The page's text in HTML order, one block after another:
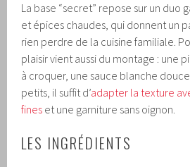
La base “secret” repose sur un duo
et épices chaudes, qui donnent un
rien perdre de la cuisine familiale.
plaisir vient aussi du montage : une
à croquer, une sauce blanche
petits, il suffit d’adapter la texture
fines et une garniture sans oignon.
LES INGRÉDIENTS